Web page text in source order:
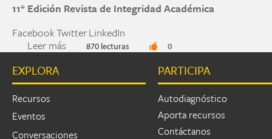
11° Edición Revista de Integridad Académica
FacebookTwitterLinkedIn
Leer más sobre 11° Edición Revista de Integridad
870 lecturas 0
Páginas
EXPLORA
Recursos
Eventos
Conversaciones
PARTICIPA
Autodiagnóstico
Aporta recursos
Contáctanos